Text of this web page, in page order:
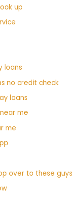
up
loans
no credit check
loans
me
me
over to these guys